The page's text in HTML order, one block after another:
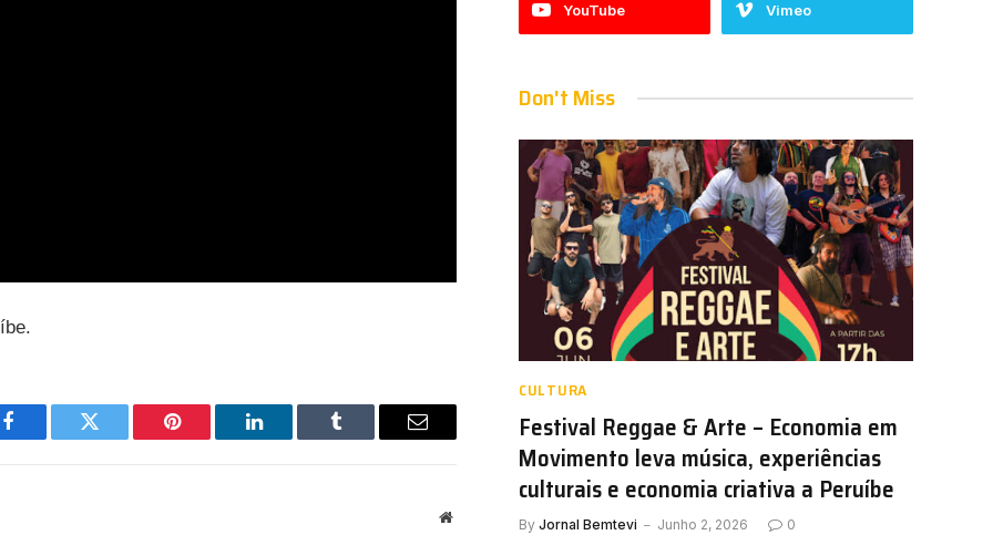
Facebook Twitter Pinterest LinkedIn Tumblr Email
Website
YouTube Vimeo
Don't Miss
CULTURA
Festival Reggae & Arte – Economia em
Movimento leva música, experiências
culturais e economia criativa a Peruíbe
By Jornal Bemtevi Junho 2, 2026 0